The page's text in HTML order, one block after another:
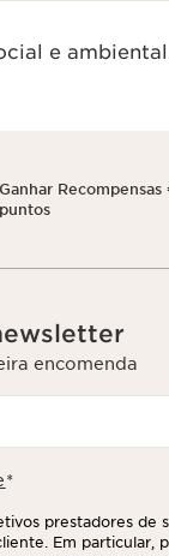
e
Ganhar Recompensas
puntos
encomenda
*
prestadores de
Em particular,